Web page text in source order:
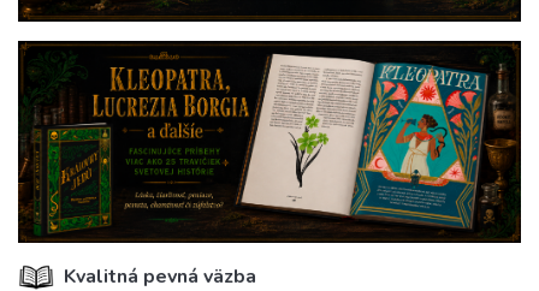
Kvalitná pevná väzba